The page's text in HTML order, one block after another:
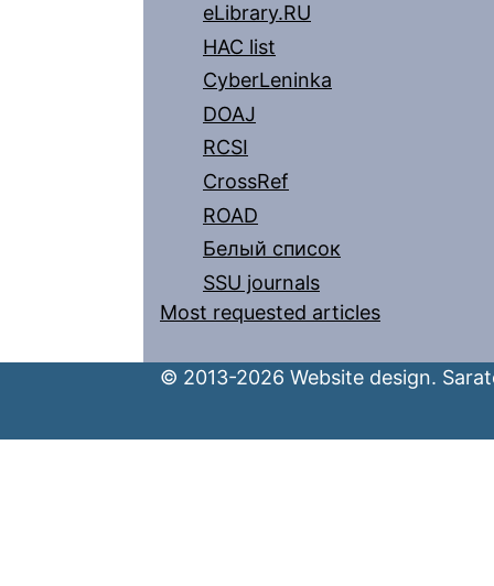
eLibrary.RU
HAC list
CyberLeninka
DOAJ
RCSI
CrossRef
ROAD
Белый список
SSU journals
Most requested articles
© 2013-2026 Website design.